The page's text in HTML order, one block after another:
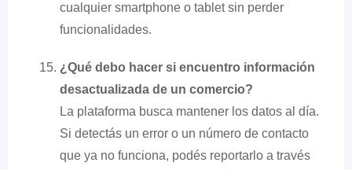
cualquier smartphone o tablet sin perder
funcionalidades.
¿Qué debo hacer si encuentro información
desactualizada de un comercio?
La plataforma busca mantener los datos al día.
Si detectás un error o un número de contacto
que ya no funciona, podés reportarlo a través